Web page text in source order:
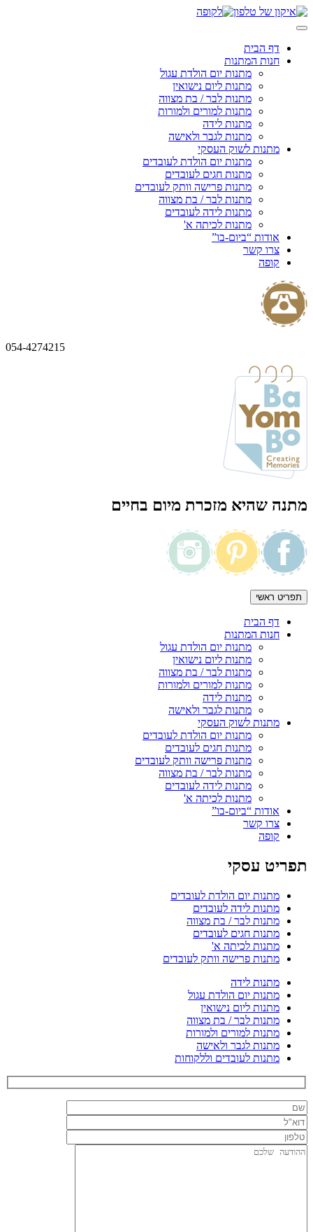
Skip
to
דף הבית
חנות המתנות
מתנות יום הולדת עגול
מתנות ליום נישואין
מתנות לבר / בת מצווה
מתנות למורים ולמורות
מתנות לידה
מתנות לגבר ולאישה
מתנות לשוק העסקי
מתנות יום הולדת לעובדים
מתנות חגים לעובדים
מתנות פרישה וותק לעובדים
מתנות לבר / בת מצווה
מתנות לידה לעובדים
מתנות לכיתה א'
אודות “ביום-בו”
צרו קשר
קופה
054-4274215
מתנה שהיא מזכרת מיום בחיים
תפריט ראשי
דף הבית
חנות המתנות
מתנות יום הולדת עגול
מתנות ליום נישואין
מתנות לבר / בת מצווה
מתנות למורים ולמורות
מתנות לידה
מתנות לגבר ולאישה
מתנות לשוק העסקי
מתנות יום הולדת לעובדים
מתנות חגים לעובדים
מתנות פרישה וותק לעובדים
מתנות לבר / בת מצווה
מתנות לידה לעובדים
מתנות לכיתה א'
אודות “ביום-בו”
צרו קשר
קופה
תפריט עסקי
מתנות יום הולדת לעובדים
מתנות לידה לעובדים
מתנות לבר / בת מצווה
מתנות חגים לעובדים
מתנות לכיתה א'
מתנות פרישה וותק לעובדים
מתנות לידה
מתנות יום הולדת עגול
מתנות ליום נישואין
מתנות לבר / בת מצווה
מתנות למורים ולמורות
מתנות לגבר ולאישה
מתנות לעובדים וללקוחות